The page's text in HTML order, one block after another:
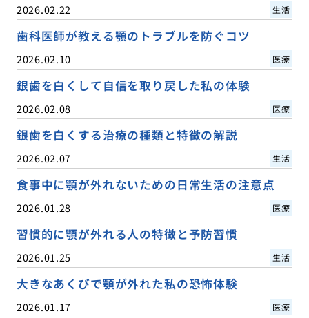
2026.02.22 生活
歯科医師が教える顎のトラブルを防ぐコツ
2026.02.10 医療
銀歯を白くして自信を取り戻した私の体験
2026.02.08 医療
銀歯を白くする治療の種類と特徴の解説
2026.02.07 生活
食事中に顎が外れないための日常生活の注意点
2026.01.28 医療
習慣的に顎が外れる人の特徴と予防習慣
2026.01.25 生活
大きなあくびで顎が外れた私の恐怖体験
2026.01.17 医療